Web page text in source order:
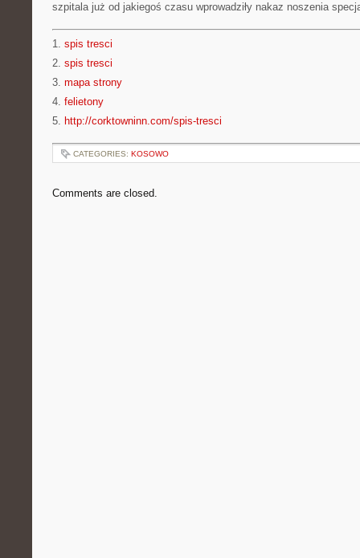
szpitala już od jakiegoś czasu wprowadziły nakaz noszenia
1. spis tresci
2. spis tresci
3. mapa strony
4. felietony
5. http://corktowninn.com/spis-tresci
CATEGORIES: KOSOWO
Comments are closed.